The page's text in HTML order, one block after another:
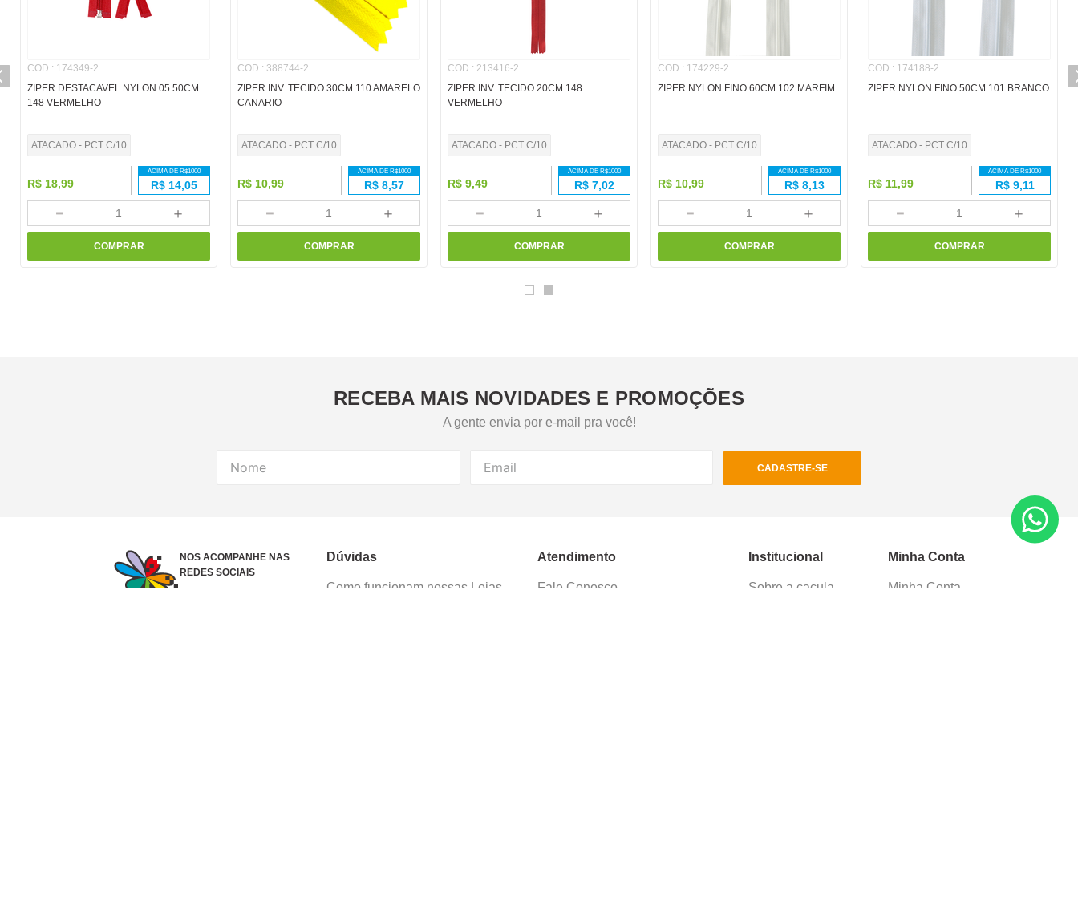
COD.: 174349-2
ZIPER DESTACAVEL NYLON 05 50CM
148 VERMELHO
ATACADO - PCT C/10
R$ 18,99
ACIMA DE R$1000
R$ 14,05
＋
－
COMPRAR
COD.: 388744-2
ZIPER INV. TECIDO 30CM 110 AMARELO
CANARIO
ATACADO - PCT C/10
R$ 10,99
ACIMA DE R$1000
R$ 8,57
＋
－
COMPRAR
COD.: 213416-2
ZIPER INV. TECIDO 20CM 148
VERMELHO
ATACADO - PCT C/10
R$ 9,49
ACIMA DE R$1000
R$ 7,02
＋
－
COMPRAR
COD.: 174229-2
ZIPER NYLON FINO 60CM 102 MARFIM
ATACADO - PCT C/10
R$ 10,99
ACIMA DE R$1000
R$ 8,13
＋
－
COMPRAR
COD.: 174188-2
ZIPER NYLON FINO 50CM 101 BRANCO
ATACADO - PCT C/10
R$ 11,99
ACIMA DE R$1000
R$ 9,11
＋
－
COMPRAR
RECEBA MAIS NOVIDADES E PROMOÇÕES
A gente envia por e-mail pra você!
CADASTRE-SE
NOS ACOMPANHE NAS
REDES SOCIAIS
Dúvidas
Como funcionam nossas Lojas
Atendimento
Fale Conosco
Institucional
Sobre a caçula
Minha Conta
Minha Conta